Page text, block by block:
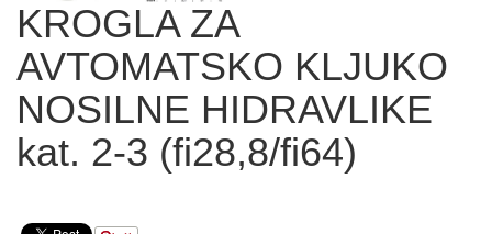
KROGLA ZA
AVTOMATSKO KLJUKO
NOSILNE HIDRAVLIKE
kat. 2-3 (fi28,8/fi64)